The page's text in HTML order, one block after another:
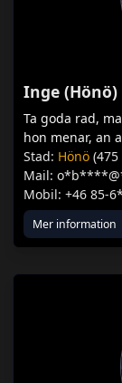
Inge (Hönö)
Ta goda rad,
hon menar, an
Stad: Hönö (475
Mail:
Mobil: +46 85-
Mer information